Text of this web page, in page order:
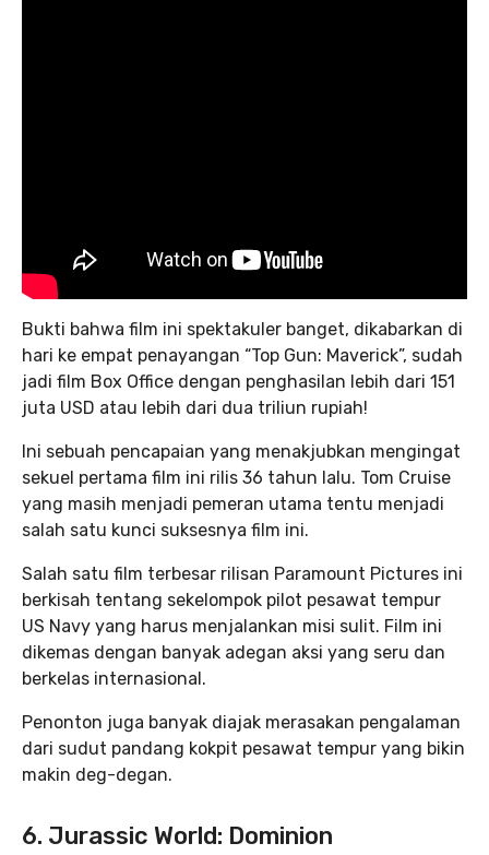
Bukti bahwa film ini spektakuler banget, dikabarkan di
hari ke empat penayangan “Top Gun: Maverick”, sudah
jadi film Box Office dengan penghasilan lebih dari 151
juta USD atau lebih dari dua triliun rupiah!
Ini sebuah pencapaian yang menakjubkan mengingat
sekuel pertama film ini rilis 36 tahun lalu. Tom Cruise
yang masih menjadi pemeran utama tentu menjadi
salah satu kunci suksesnya film ini.
Salah satu film terbesar rilisan Paramount Pictures ini
berkisah tentang sekelompok pilot pesawat tempur
US Navy yang harus menjalankan misi sulit. Film ini
dikemas dengan banyak adegan aksi yang seru dan
berkelas internasional.
Penonton juga banyak diajak merasakan pengalaman
dari sudut pandang kokpit pesawat tempur yang bikin
makin deg-degan.
6. Jurassic World: Dominion